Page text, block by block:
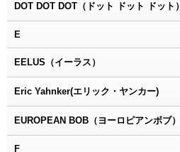
DOT DOT DOT（ドット ドット ドット）
E
EELUS（イーラス）
Eric Yahnker(エリック・ヤンカー)
EUROPEAN BOB（ヨーロピアンボブ）
F